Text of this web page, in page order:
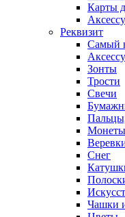
Карты
Реквизит
Самый
Зонты
Трости
Свечи
Монеты
Снег
Чашки